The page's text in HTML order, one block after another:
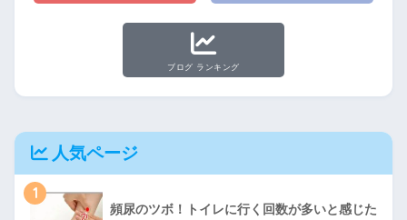
ブログ ランキング
人気ページ
1
頻尿のツボ！トイレに行く回数が多いと感じた